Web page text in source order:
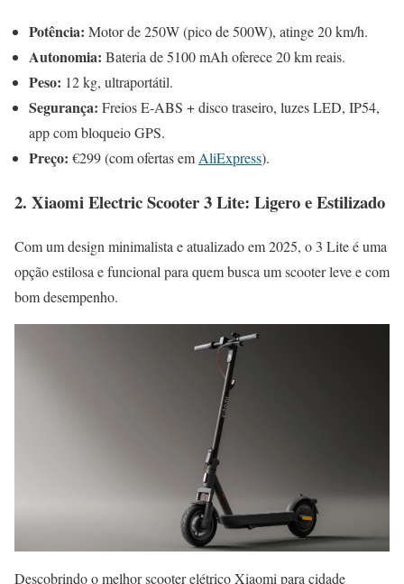
Potência: Motor de 250W (pico de 500W), atinge 20 km/h.
Autonomia: Bateria de 5100 mAh oferece 20 km reais.
Peso: 12 kg, ultraportátil.
Segurança: Freios E-ABS + disco traseiro, luzes LED, IP54,
app com bloqueio GPS.
Preço: €299 (com ofertas emAliExpress).
2. Xiaomi Electric Scooter 3 Lite: Ligero e Estilizado
Com um design minimalista e atualizado em 2025, o 3 Lite é uma
opção estilosa e funcional para quem busca um scooter leve e com
bom desempenho.
Descobrindo o melhor scooter elétrico Xiaomi para cidade